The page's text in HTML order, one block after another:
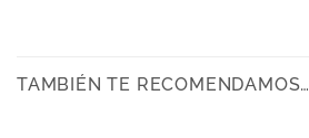
TAMBIÉN TE RECOMENDAMOS…